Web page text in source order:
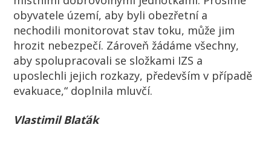
obyvatele území, aby byli obezřetní a
nechodili monitorovat stav toku, může jim
hrozit nebezpečí. Zároveň žádáme všechny,
aby spolupracovali se složkami IZS a
uposlechli jejich rozkazy, především v případě
evakuace,“ doplnila mluvčí.
Vlastimil Blaťák